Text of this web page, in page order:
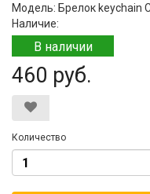
Модель: Брелок keychain
Наличие:
В наличии
460 руб.
Количество